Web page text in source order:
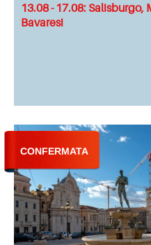
13.08 - 17.08: Salisburgo,
Bavaresi
CONFERMATA